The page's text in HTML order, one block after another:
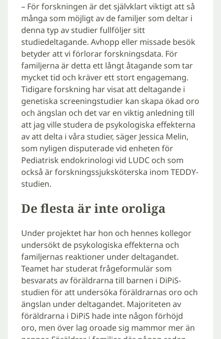
– För forskningen är det självklart viktigt att så
många som möjligt av de familjer som deltar i
denna typ av studier fullföljer sitt
studiedeltagande. Avhopp eller missade besök
betyder att vi förlorar forskningsdata. För
familjerna är detta ett långt åtagande som tar
mycket tid och kräver ett stort engagemang.
Tidigare forskning har visat att deltagande i
genetiska screeningstudier kan skapa ökad oro
och ängslan och det var en viktig anledning till
att jag ville studera de psykologiska effekterna
av att delta i våra studier, säger Jessica Melin,
som nyligen disputerade vid enheten för
Pediatrisk endokrinologi vid LUDC och som
också är forskningssjuksköterska inom TEDDY-
studien.
De flesta är inte oroliga
Under projektet har hon och hennes kollegor
undersökt de psykologiska effekterna och
familjernas reaktioner under deltagandet.
Teamet har studerat frågeformulär som
besvarats av föräldrarna till barnen i DiPiS-
studien för att undersöka föräldrarnas oro och
ängslan under deltagandet. Majoriteten av
föräldrarna i DiPiS hade inte någon förhöjd
oro, men över lag oroade sig mammor mer än